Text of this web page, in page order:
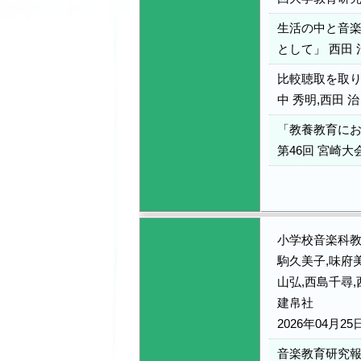
生活の中と音
として」 西田
比較聴取を取
中 秀明,西田
「教養教育
第46回 宮崎大
小学校音楽科
駒久美子,味府
山弘,西島千尋,
建帛社
2026年04月25
音楽教育研究